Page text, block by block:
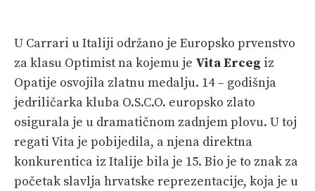
U Carrari u Italiji održano je Europsko prvenstvo
za klasu Optimist na kojemu je Vita Erceg iz
Opatije osvojila zlatnu medalju. 14 – godišnja
jedriličarka kluba O.S.C.O. europsko zlato
osigurala je u dramatičnom zadnjem plovu. U toj
regati Vita je pobijedila, a njena direktna
konkurentica iz Italije bila je 15. Bio je to znak za
početak slavlja hrvatske reprezentacije, koja je u